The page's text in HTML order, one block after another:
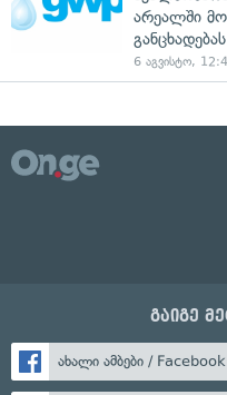
არეალში
6 აგვისტო,
გაიგე
ახალი ამბები / Facebook